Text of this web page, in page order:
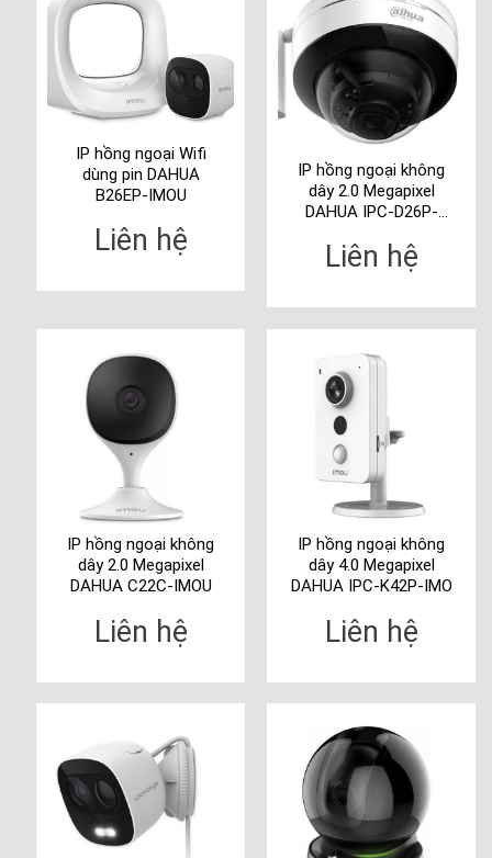
IP hồng ngoại Wifi
dùng pin DAHUA
B26EP-IMOU
Liên hệ
IP hồng ngoại không
dây 2.0 Megapixel
DAHUA IPC-D26P-
Liên hệ
IP hồng ngoại không
dây 2.0 Megapixel
DAHUA C22C-IMOU
Liên hệ
IP hồng ngoại không
dây 4.0 Megapixel
DAHUA IPC-K42P-IMO
Liên hệ